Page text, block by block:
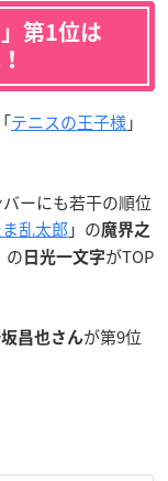
第1位は
テニスの王子様」
ーにも若干の順位
乱太郎 」の魔界之
の 日光一文字がTOP
昌也さんが第9位